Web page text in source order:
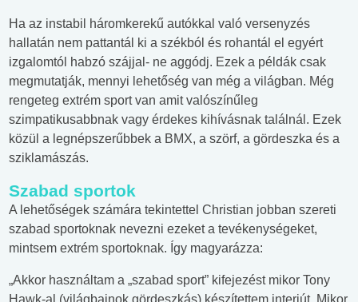
Ha az instabil háromkerekű autókkal való versenyzés
hallatán nem pattantál ki a székból és rohantál el egyért
izgalomtól habzó szájjal- ne aggódj. Ezek a példák csak
megmutatják, mennyi lehetőség van még a világban. Még
rengeteg extrém sport van amit valószínűleg
szimpatikusabbnak vagy érdekes kihívásnak találnál. Ezek
közül a legnépszerűbbek a BMX, a szörf, a gördeszka és a
sziklamászás.
Szabad sportok
A lehetőségek számára tekintettel Christian jobban szereti
szabad sportoknak nevezni ezeket a tevékenységeket,
mintsem extrém sportoknak. Így magyarázza:
„Akkor használtam a „szabad sport” kifejezést mikor Tony